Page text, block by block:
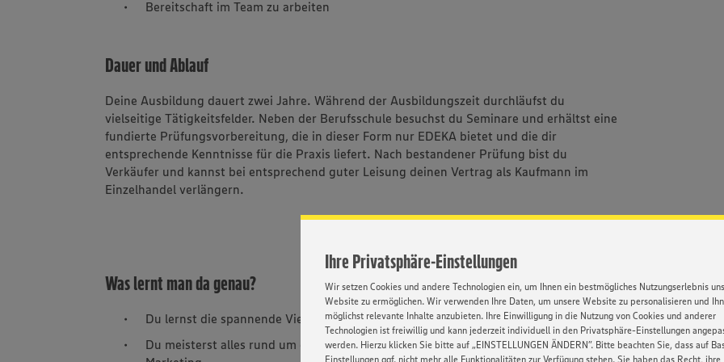
Ihre Privatsphäre-Einstellungen
Wir setzen Cookies und andere Technologien ein, um Ihnen ein bestmögliches Nutzungserlebnis
Website zu ermöglichen. Wir verwenden Ihre Daten, um unsere Website zu personalisieren und
möglichst relevante Inhalte anzubieten. Ihre Einwilligung in die Nutzung von Cookies und anderer
Technologien ist freiwillig und kann jederzeit individuell in den Privatsphäre-Einstellungen
werden. Hierzu klicken Sie bitte auf „EINSTELLUNGEN ÄNDERN”. Bitte beachten Sie, dass auf
Einstellungen ggf. nicht mehr alle Funktionalitäten zur Verfügung stehen. Sie haben das Recht, ihre
Bereitschaft im Team zu arbeiten
Dauer und Ablauf
Deine Ausbildung dauert zwei Jahre. Während der Ausbildungszeit durchläufst du
vielseitige Tätigkeitsfelder. Neben der Berufsschule besuchst du Seminare und erhältst eine
fundierte Prüfungsvorbereitung, die in dieser Form nur EDEKA bietet und die dir
entsprechende Kenntnisse für die Praxis liefert. Nach bestandener Prüfung bist du
Verkäufer und kannst bei entsprechend guter Leisung deinen Vertrag als Kaufmann im
Einzelhandel verlängern.
Was lernt man da genau?
Du lernst die spannende Vielfalt des Einzelhandels kennen
Du meisterst alles rund um die Ware - von Einkauf über Verkauf bis hin zum